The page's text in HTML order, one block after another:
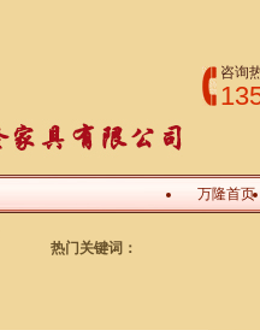
咨询
万隆首页
热门关键词：